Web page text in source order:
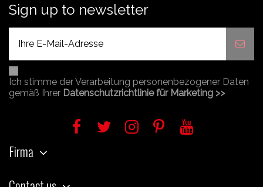
Sign up to newsletter
Ich stimme der Verarbeitung personenbezogener Daten
gemäß Ihrer Datenschutzrichtlinie für Marketing >>
Firma